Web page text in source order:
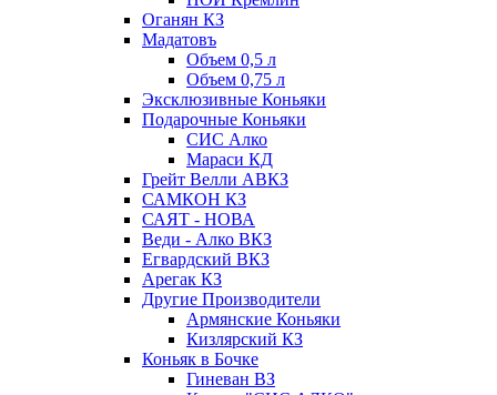
Оганян КЗ
Мадатовъ
Объем 0,5 л
Объем 0,75 л
Эксклюзивные Коньяки
Подарочные Коньяки
СИС Алко
Мараси КД
Грейт Велли АВКЗ
САМКОН КЗ
САЯТ - НОВА
Веди - Алко ВКЗ
Егвардский ВКЗ
Арегак КЗ
Другие Производители
Армянские Коньяки
Кизлярский КЗ
Коньяк в Бочке
Гиневан ВЗ